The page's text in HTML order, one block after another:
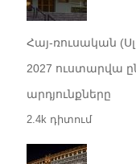
Հայ-ռուսական
2027 ուստարվա
արդյունքները
2.4k դիտում